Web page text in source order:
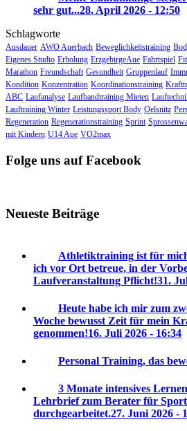
sehr gut...28. April 2026 - 12:50
Schlagworte
Ausdauer AWO Auerbach Beweglichkeitstraining
Eigenes Studio Erholung ErzgebirgeAue Fahrtspiel
Marathon Freundschaft Gesundheit Gruppenlauf
Kondition Konzentration Koordinationstraining
ABC Laufanalyse Laufbandtraining Mieten
Lauftraining Winter Leistungssport Body Oelsnitz
Regeneration Regenerationstraining Sprint
mit Kindern U14 Aue VO2max
Folge uns auf Facebook
Neueste Beiträge
Athletiktraining ist für
ich vor Ort betreue, in der
Laufveranstaltung Pflicht!31.
Heute habe ich mir zum
Woche bewusst Zeit für mein
genommen!16. Juli 2026 - 16:34
Personal Training, das
3 Monate intensives
Lehrbrief zum Berater für
durchgearbeitet.27. Juni 2026 -